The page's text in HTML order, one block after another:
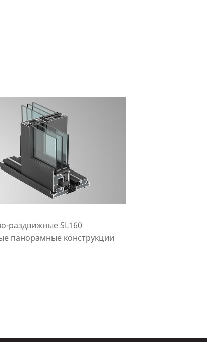
раздвижные SL160
панорамные конструкции